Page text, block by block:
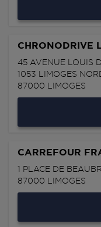
CHRONODRIVE
45 AVENUE LOUIS
1053 LIMOGES
87000 LIMOGES
CARREFOUR
1 PLACE DE
87000 LIMOGES